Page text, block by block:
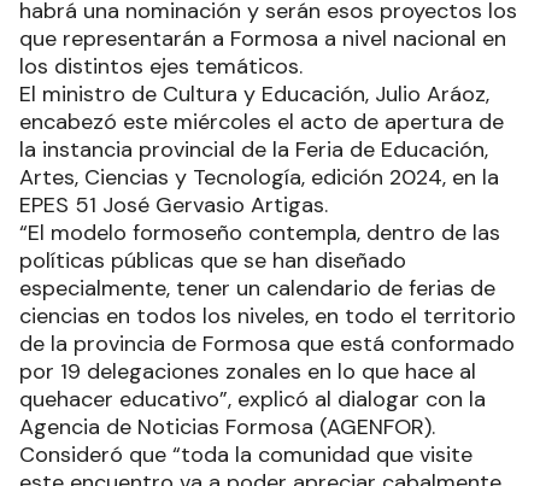
habrá una nominación y serán esos proyectos los
que representarán a Formosa a nivel nacional en
los distintos ejes temáticos.
El ministro de Cultura y Educación, Julio Aráoz,
encabezó este miércoles el acto de apertura de
la instancia provincial de la Feria de Educación,
Artes, Ciencias y Tecnología, edición 2024, en la
EPES 51 José Gervasio Artigas.
“El modelo formoseño contempla, dentro de las
políticas públicas que se han diseñado
especialmente, tener un calendario de ferias de
ciencias en todos los niveles, en todo el territorio
de la provincia de Formosa que está conformado
por 19 delegaciones zonales en lo que hace al
quehacer educativo”, explicó al dialogar con la
Agencia de Noticias Formosa (AGENFOR).
Consideró que “toda la comunidad que visite